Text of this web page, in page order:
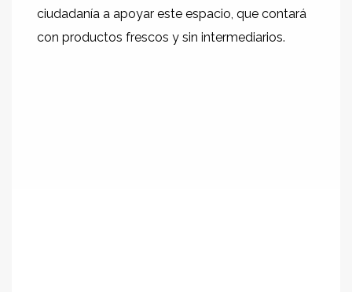
ciudadanía a apoyar este espacio, que contará
con productos frescos y sin intermediarios.